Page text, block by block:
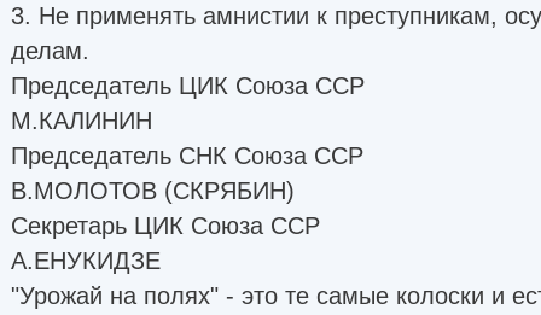
3. Не применять амнистии к преступникам,
делам.
Председатель ЦИК Союза ССР
М.КАЛИНИН
Председатель СНК Союза ССР
В.МОЛОТОВ (СКРЯБИН)
Секретарь ЦИК Союза ССР
А.ЕНУКИДЗЕ
"Урожай на полях" - это те самые колоски и